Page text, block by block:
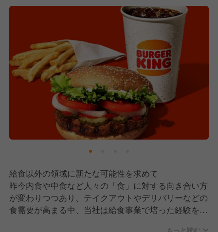
給食以外の領域に新たな可能性を求めて
昨今内食や中食など人々の「食」に対する向き合い方
が変わりつつあり、テイクアウトやデリバリーなどの
食需要が高まる中、当社は給食事業で培った経験を生
もっと読む